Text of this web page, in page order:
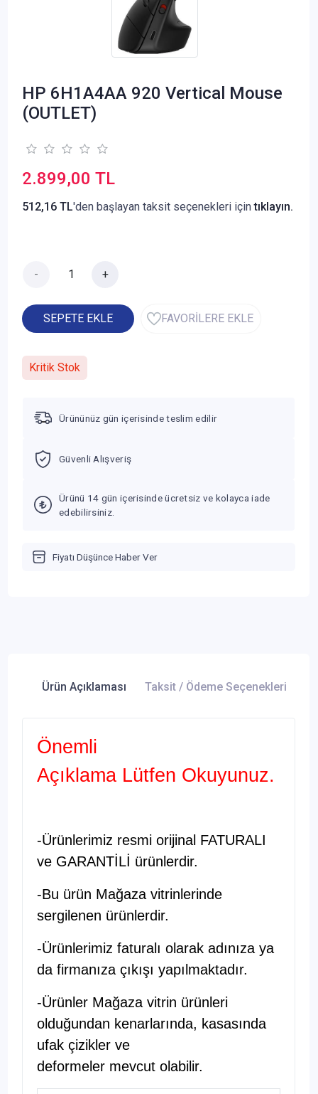
HP 6H1A4AA 920 Vertical Mouse
(OUTLET)
2.899,00 TL
512,16 TL'den başlayan taksit seçenekleri içintıklayın.
- +
SEPETE EKLE FAVORİLERE EKLE
Kritik Stok
Ürününüz gün içerisinde teslim edilir
Güvenli Alışveriş
Ürünü 14 gün içerisinde ücretsiz ve kolayca iade
edebilirsiniz.
Fiyatı Düşünce Haber Ver
Ürün Açıklaması Taksit / Ödeme Seçenekleri
Önemli
Açıklama Lütfen Okuyunuz.
-Ürünlerimiz resmi orijinal FATURALI
ve GARANTİLİ ürünlerdir.
-Bu ürün Mağaza vitrinlerinde
sergilenen ürünlerdir.
-Ürünlerimiz faturalı olarak adınıza ya
da firmanıza çıkışı yapılmaktadır.
-Ürünler Mağaza vitrin ürünleri
olduğundan kenarlarında, kasasında
ufak çizikler ve
deformeler mevcut olabilir.